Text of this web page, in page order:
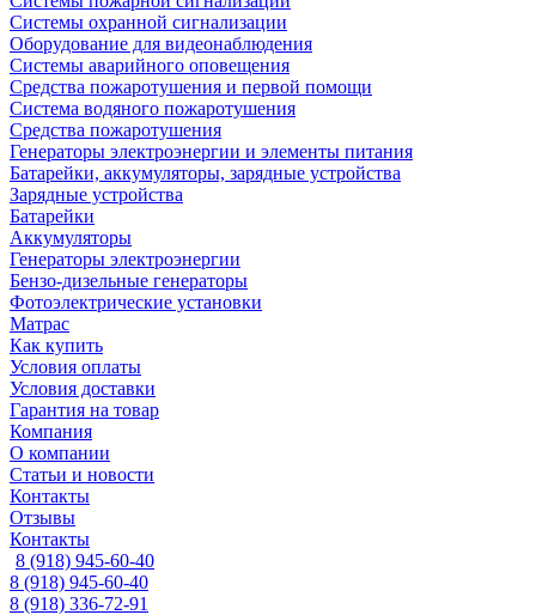
Системы охранной сигнализации
Оборудование для видеонаблюдения
Системы аварийного оповещения
Средства пожаротушения и первой помощи
Система водяного пожаротушения
Средства пожаротушения
Генераторы электроэнергии и элементы питания
Батарейки, аккумуляторы, зарядные устройства
Зарядные устройства
Батарейки
Аккумуляторы
Генераторы электроэнергии
Бензо-дизельные генераторы
Фотоэлектрические установки
Матрас
Как купить
Условия оплаты
Условия доставки
Гарантия на товар
Компания
О компании
Статьи и новости
Контакты
Отзывы
Контакты
8 (918) 945-60-40
8 (918) 945-60-40
8 (918) 336-72-91